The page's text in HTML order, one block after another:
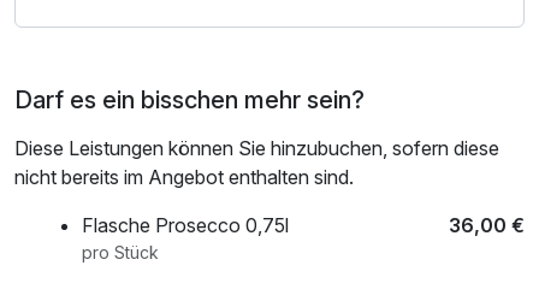
Darf es ein bisschen mehr sein?
Diese Leistungen können Sie hinzubuchen, sofern diese
nicht bereits im Angebot enthalten sind.
Flasche Prosecco 0,75l
36,00 €
pro Stück